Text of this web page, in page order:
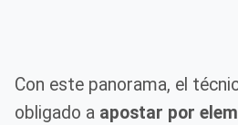
Con este panorama, el
obligado a apostar por